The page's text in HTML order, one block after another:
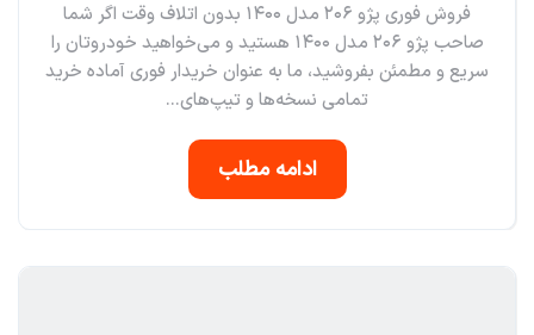
فروش فوری پژو ۲۰۶ مدل ۱۴۰۰ بدون اتلاف وقت اگر شما
صاحب پژو ۲۰۶ مدل ۱۴۰۰ هستید و می‌خواهید خودروتان را
سریع و مطمئن بفروشید، ما به عنوان خریدار فوری آماده خرید
تمامی نسخه‌ها و تیپ‌های...
ادامه مطلب